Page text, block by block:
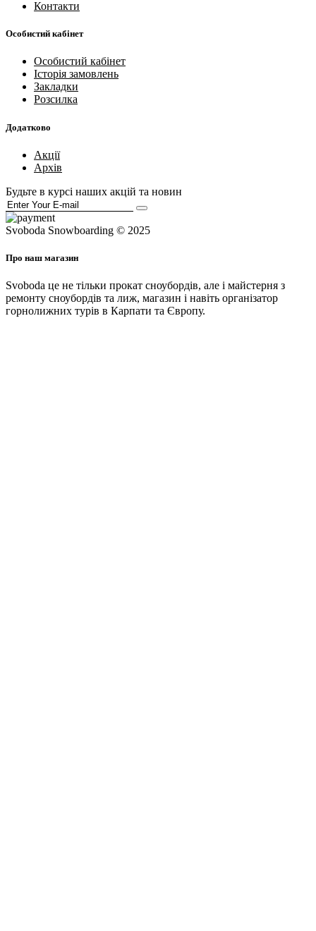
Контакти
Особистий кабінет
Особистий кабінет
Історія замовлень
Закладки
Розсилка
Додатково
Акції
Архів
Будьте в курсі наших акцій та новин
Svoboda Snowboarding © 2025
Про наш магазин
Svoboda це не тільки прокат сноубордів, але і майстерня з
ремонту сноубордів та лиж, магазин і навіть організатор
горнолижних турів в Карпати та Європу.